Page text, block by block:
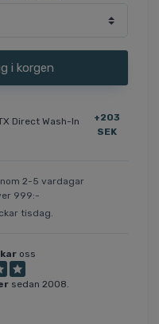
i korgen
Direct Wash-In
+203
SEK
2-5 vardagar
999:-
tisdag.
oss
sedan 2008.